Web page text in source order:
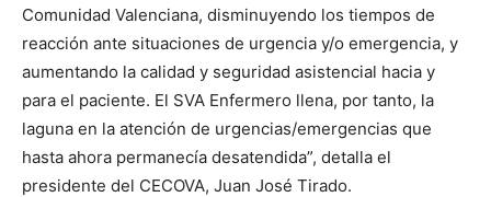
Comunidad Valenciana, disminuyendo los tiempos de
reacción ante situaciones de urgencia y/o emergencia, y
aumentando la calidad y seguridad asistencial hacia y
para el paciente. El SVA Enfermero llena, por tanto, la
laguna en la atención de urgencias/emergencias que
hasta ahora permanecía desatendida”, detalla el
presidente del CECOVA, Juan José Tirado.